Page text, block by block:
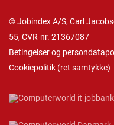
© Jobindex A/S, Carl
55, CVR-nr. 21367087
Betingelser og
Cookiepolitik (ret samtykke)